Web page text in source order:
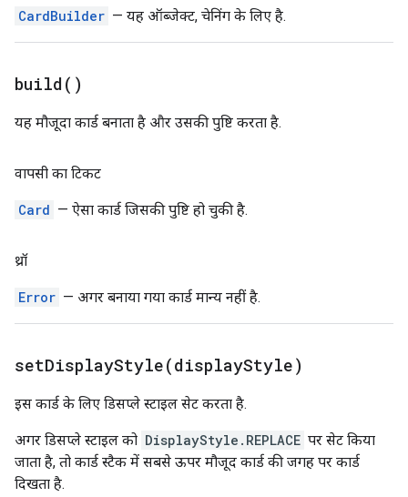
CardBuilder — यह ऑब्जेक्ट, चेनिंग के लिए है.
build( )
यह मौजूदा कार्ड बनाता है और उसकी पुष्टि करता है.
वापसी का टिकट
Card — ऐसा कार्ड जिसकी पुष्टि हो चुकी है.
थ्रॉ
Error — अगर बनाया गया कार्ड मान्य नहीं है.
setDisplayStyle(displayStyle)
इस कार्ड के लिए डिसप्ले स्टाइल सेट करता है.
अगर डिसप्ले स्टाइल को DisplayStyle.REPLACE पर सेट किया
जाता है, तो कार्ड स्टैक में सबसे ऊपर मौजूद कार्ड की जगह पर कार्ड
दिखता है.